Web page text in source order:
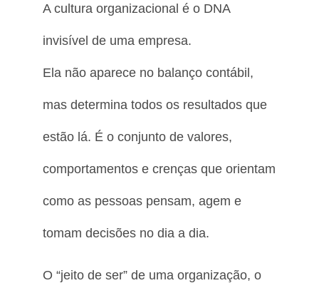
A cultura organizacional é o DNA
invisível de uma empresa.
Ela não aparece no balanço contábil,
mas determina todos os resultados que
estão lá. É o conjunto de valores,
comportamentos e crenças que orientam
como as pessoas pensam, agem e
tomam decisões no dia a dia.
O “jeito de ser” de uma organização, o